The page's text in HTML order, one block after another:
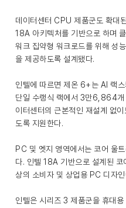
데이터센터 CPU 제품군도 확대
18A 아키텍처를 기반으로 하며
워크 집약형 워크로드를 위해 성
을 제공하도록 설계됐다.
인텔에 따르면 제온 6+는 AI 랙스
단일 수랭식 랙에서 3만6,864개
이터센터의 근본적인 재설계 없
도록 지원한다.
PC 및 엣지 영역에서는 코어 울
다. 인텔 18A 기반으로 설계된
상의 소비자 및 상업용 PC 디자
인텔은 시리즈 3 제품군을 휴대